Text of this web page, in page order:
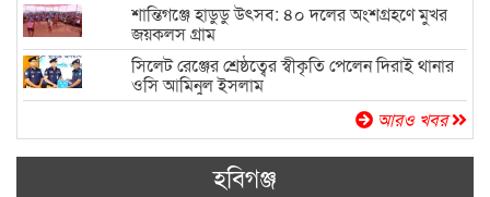
শান্তিগঞ্জে হাডুডু উৎসব: ৪০ দলের অংশগ্রহণে মুখর
জয়কলস গ্রাম
সিলেট রেঞ্জের শ্রেষ্ঠত্বের স্বীকৃতি পেলেন দিরাই থানার
ওসি আমিনুল ইসলাম
আরও খবর
হবিগঞ্জ